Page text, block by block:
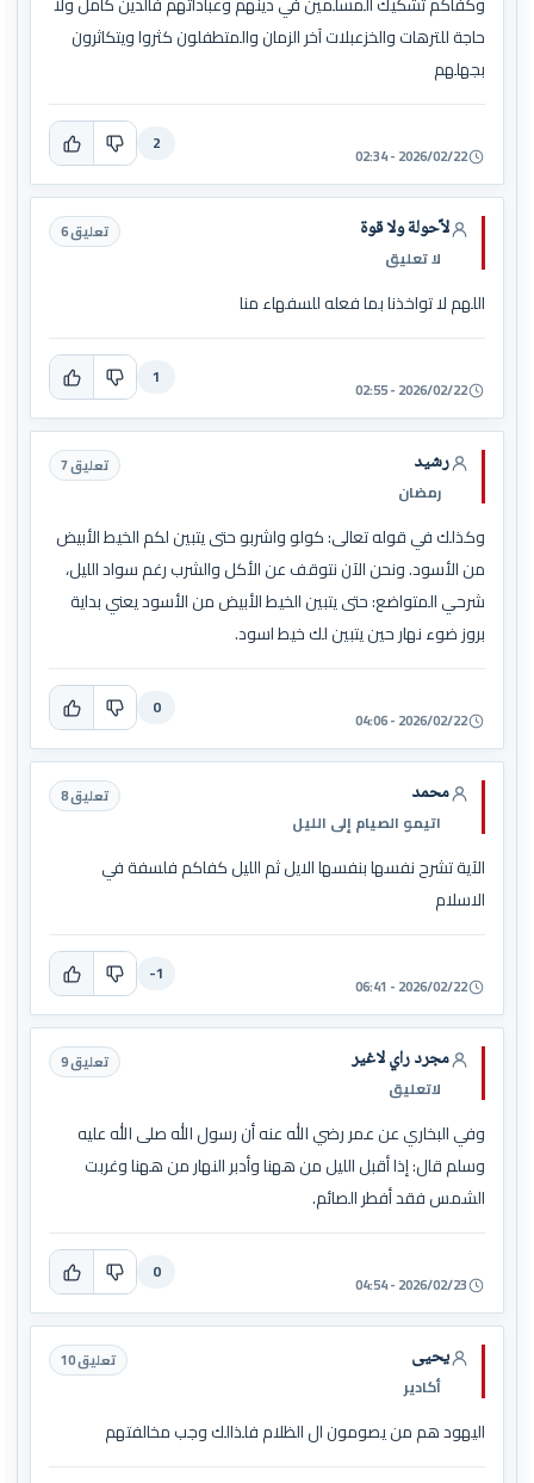
حاجة للترهات والخزعبلات آخر الزمان والمتطفلون كثروا ويتكاثرون
بجهلهم
2026/02/22 - 02:34
2
لاًحولة ولا قوة
لا تعليق
تعليق 6
اللهم لا تواخذنا بما فعله للسفهاء منا
2026/02/22 - 02:55
1
رشيد
رمضان
تعليق 7
وكذلك في قوله تعالى: كولو واشربو حتى يتبين لكم الخيط الأبيض
من الأسود. ونحن الآن نتوقف عن الأكل والشرب رغم سواد الليل،
شرحي المتواضع: حتى يتبين الخيط الأبيض من الأسود يعني بداية
بروز ضوء نهار حين يتبين لك خيط اسود.
2026/02/22 - 04:06
0
محمد
اتيمو الصيام إلى الليل
تعليق 8
الآية تشرح نفسها بنفسها الايل ثم الليل كفاكم فلسفة في
الاسلام
2026/02/22 - 06:41
-1
مجرد راي لاغير
لاتعليق
تعليق 9
وفي البخاري عن عمر رضي الله عنه أن رسول الله صلى الله عليه
وسلم قال: إذا أقبل الليل من ههنا وأدبر النهار من ههنا وغربت
الشمس فقد أفطر الصائم.
2026/02/23 - 04:54
0
يحيى
أكادير
تعليق 10
اليهود هم من يصومون ال الظلام فلذالك وجب مخالفتهم